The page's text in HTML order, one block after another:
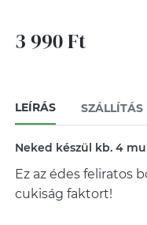
3 990 Ft
LEÍRÁS SZÁLLÍTÁS
Neked készül kb. 4
Ez az édes feliratos
cukiság faktort!